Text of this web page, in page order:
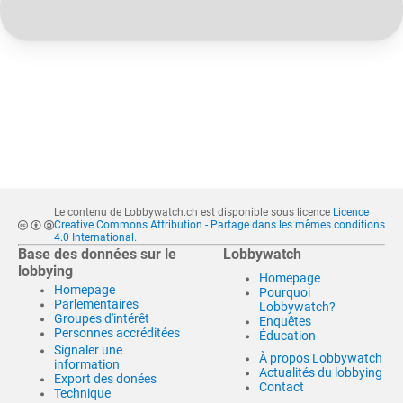
Le contenu de Lobbywatch.ch est disponible sous licence Licence
Creative Commons Attribution - Partage dans les mêmes conditions
4.0 International .
Base des données sur le
lobbying
Homepage
Parlementaires
Groupes d'intérêt
Personnes accréditées
Signaler une
information
Export des donées
Technique
Lobbywatch
Homepage
Pourquoi
Lobbywatch?
Enquêtes
Éducation
À propos Lobbywatch
Actualités du lobbying
Contact